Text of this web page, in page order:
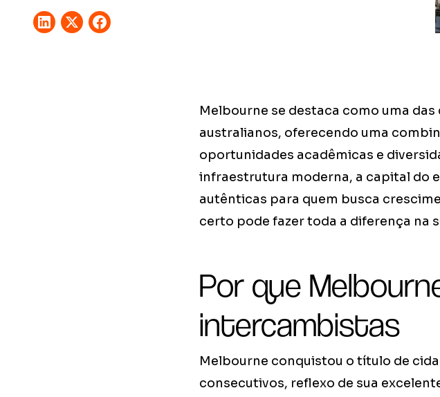
Melbourne se destaca como uma
australianos, oferecendo uma
oportunidades acadêmicas e
infraestrutura moderna, a capital do
autênticas para quem busca
certo pode fazer toda a diferença na
Por que
intercambistas
Melbourne conquistou o título de
consecutivos, reflexo de sua